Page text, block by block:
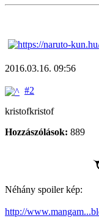
2016.03.16. 09:56
#2
kristofkristof
Hozzászólások: 889
Néhány spoiler kép:
http://